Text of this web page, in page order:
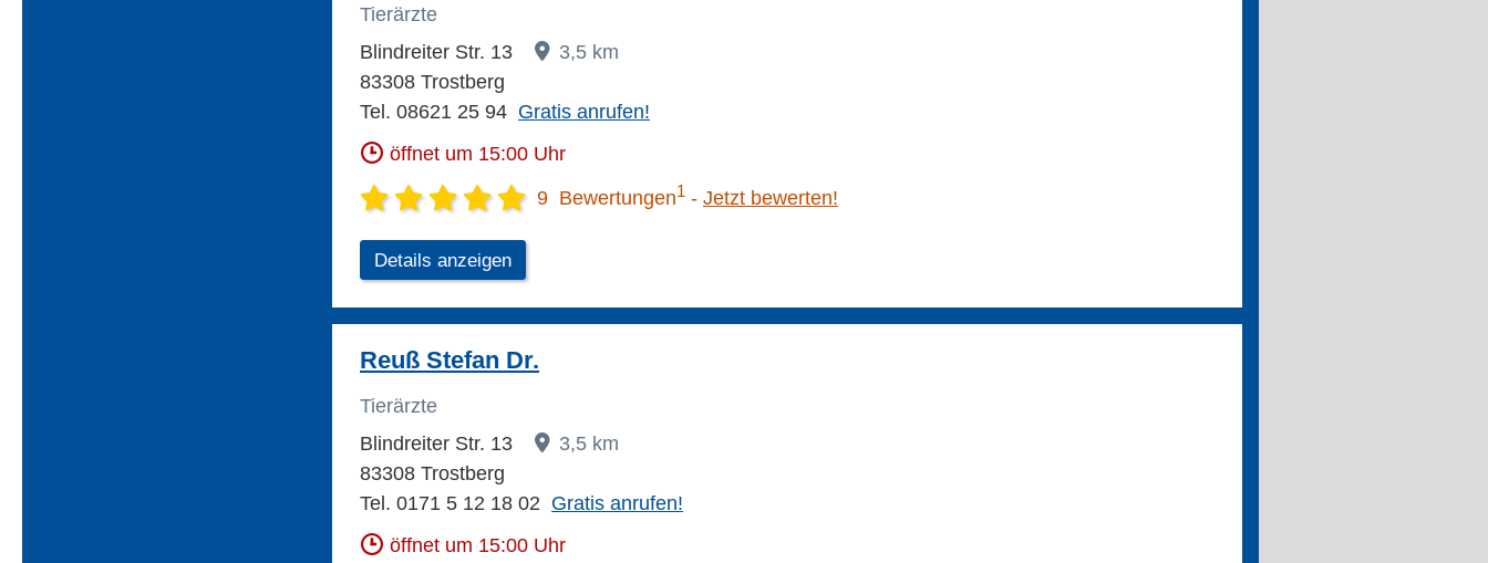
Tierärzte
Blindreiter Str. 13
3,5 km
83308 Trostberg
Tel. 08621 25 94 Gratis anrufen!
öffnet um 15:00 Uhr
9 Bewertungen1 Jetzt bewerten!
Details anzeigen
Reuß Stefan Dr.
Tierärzte
Blindreiter Str. 13
3,5 km
83308 Trostberg
Tel. 0171 5 12 18 02 Gratis anrufen!
öffnet um 15:00 Uhr